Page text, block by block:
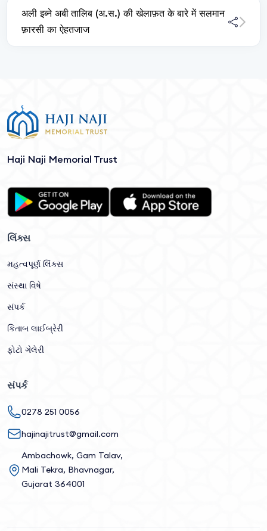
अली इब्ने अबी तालिब (अ.स.) की खेलाफ़त के बारे में सलमान
फ़ारसी का ऐहतजाज
Haji Naji Memorial Trust
લિંક્સ
મહત્વપૂર્ણ લિંક્સ
સંસ્થા વિષે
સંપર્ક
કિતાબ લાઈબ્રેરી
ફોટો ગેલેરી
સંપર્ક
0278 251 0056
hajinajitrust@gmail.com
Ambachowk, Gam Talav,
Mali Tekra, Bhavnagar,
Gujarat 364001